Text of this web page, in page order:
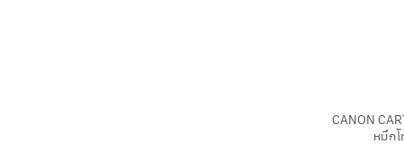
CANON
หมึก